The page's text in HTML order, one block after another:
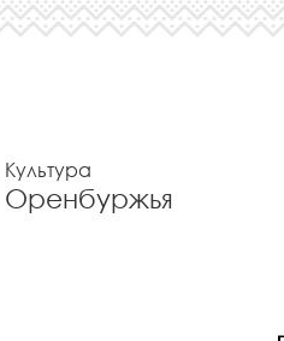
Культура
Оренбуржья